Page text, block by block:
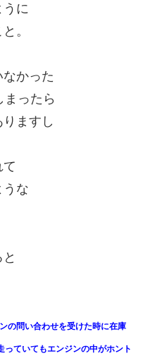
に
。
かった
まったら
ますし
うな
の問い合わせを受けた時に在庫
ていてもエンジンの中がホント